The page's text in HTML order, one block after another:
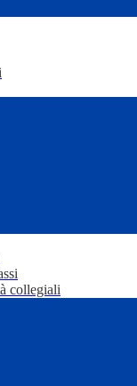
collegiali